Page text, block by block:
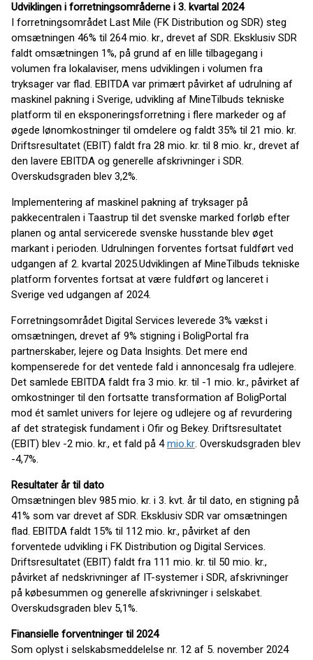
Udviklingen i forretningsområderne i 3. kvartal 2024
I forretningsområdet Last Mile (FK Distribution og SDR) steg
omsætningen 46% til 264 mio. kr., drevet af SDR. Eksklusiv SDR
faldt omsætningen 1%, på grund af en lille tilbagegang i
volumen fra lokalaviser, mens udviklingen i volumen fra
tryksager var flad. EBITDA var primært påvirket af udrulning af
maskinel pakning i Sverige, udvikling af MineTilbuds tekniske
platform til en eksponeringsforretning i flere markeder og af
øgede lønomkostninger til omdelere og faldt 35% til 21 mio. kr.
Driftsresultatet (EBIT) faldt fra 28 mio. kr. til 8 mio. kr., drevet af
den lavere EBITDA og generelle afskrivninger i SDR.
Overskudsgraden blev 3,2%.
Implementering af maskinel pakning af tryksager på
pakkecentralen i Taastrup til det svenske marked forløb efter
planen og antal servicerede svenske husstande blev øget
markant i perioden. Udrulningen forventes fortsat fuldført ved
udgangen af 2. kvartal 2025.Udviklingen af MineTilbuds tekniske
platform forventes fortsat at være fuldført og lanceret i
Sverige ved udgangen af 2024.
Forretningsområdet Digital Services leverede 3% vækst i
omsætningen, drevet af 9% stigning i BoligPortal fra
partnerskaber, lejere og Data Insights. Det mere end
kompenserede for det ventede fald i annoncesalg fra udlejere.
Det samlede EBITDA faldt fra 3 mio. kr. til -1 mio. kr., påvirket af
omkostninger til den fortsatte transformation af BoligPortal
mod ét samlet univers for lejere og udlejere og af revurdering
af det strategisk fundament i Ofir og Bekey. Driftsresultatet
(EBIT) blev -2 mio. kr., et fald på 4mio.kr. Overskudsgraden blev
-4,7%.
Resultater år til dato
Omsætningen blev 985 mio. kr. i 3. kvt. år til dato, en stigning på
41% som var drevet af SDR. Eksklusiv SDR var omsætningen
flad. EBITDA faldt 15% til 112 mio. kr., påvirket af den
forventede udvikling i FK Distribution og Digital Services.
Driftsresultatet (EBIT) faldt fra 111 mio. kr. til 50 mio. kr.,
påvirket af nedskrivninger af IT-systemer i SDR, afskrivninger
på købesummen og generelle afskrivninger i selskabet.
Overskudsgraden blev 5,1%.
Finansielle forventninger til 2024
Som oplyst i selskabsmeddelelse nr. 12 af 5. november 2024